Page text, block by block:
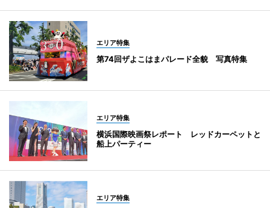
エリア特集
第74回ザよこはまパレード全貌 写真特集
エリア特集
横浜国際映画祭レポート レッドカーペットと
船上パーティー
エリア特集